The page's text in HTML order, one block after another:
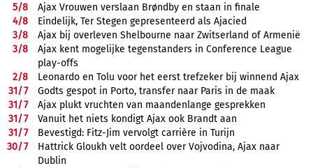
5/8
Ajax Vrouwen verslaan Brøndby en staan in finale
4/8
Eindelijk, Ter Stegen gepresenteerd als Ajacied
3/8
Ajax bij overleven Shelbourne naar Zwitserland of Armenië
3/8
Ajax kent mogelijke tegenstanders in Conference League
play-offs
2/8
Leonardo en Tolu voor het eerst trefzeker bij winnend Ajax
31/7
Godts gespot in Porto, transfer naar Paris in de maak
31/7
Ajax plukt vruchten van maandenlange gesprekken
31/7
Vanuit het niets kondigt Ajax ook Brandt aan
31/7
Bevestigd: Fitz-Jim vervolgt carrière in Turijn
30/7
Hattrick Gloukh velt oordeel over Vojvodina, Ajax naar
Dublin